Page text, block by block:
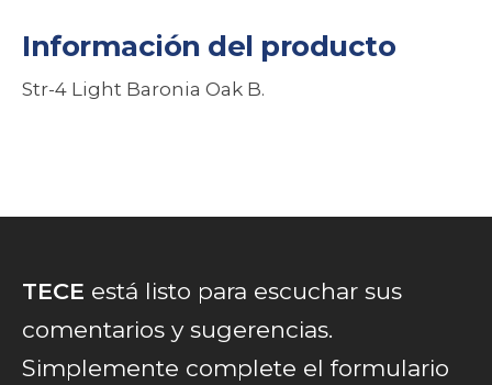
Información del producto
Str-4 Light Baronia Oak B.
TECE está listo para escuchar sus
comentarios y sugerencias.
Simplemente complete el formulario